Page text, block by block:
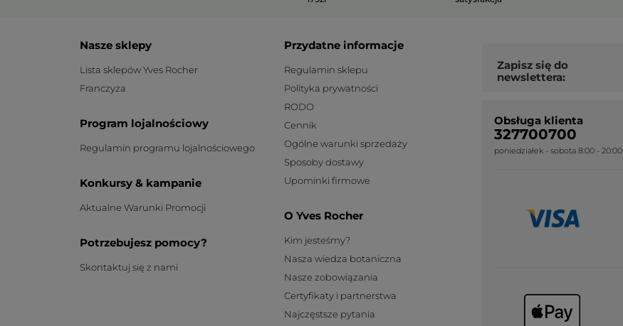
Nasze sklepy
Lista sklepów Yves Rocher
Franczyza
Program lojalnościowy
Regulamin programu lojalnościowego
Konkursy & kampanie
Aktualne Warunki Promocji
Potrzebujesz pomocy?
Skontaktuj się z nami
Przydatne informacje
Regulamin sklepu
Polityka prywatności
RODO
Cennik
Ogólne warunki sprzedaży
Sposoby dostawy
Upominki firmowe
O Yves Rocher
Kim jesteśmy?
Nasza wiedza botaniczna
Nasze zobowiązania
Certyfikaty i partnerstwa
Najczęstsze pytania
Zapisz się do
newslettera:
Obsługa klienta
327700700
poniedziałek - sobota 8:00 - 20:00